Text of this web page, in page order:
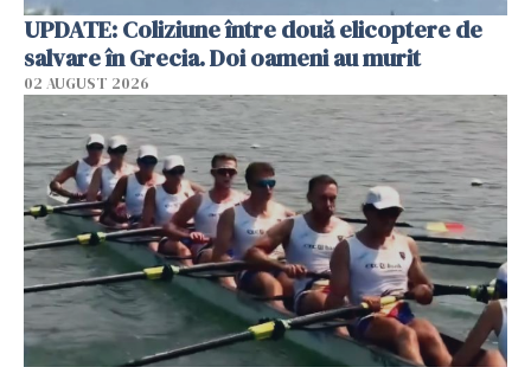
UPDATE: Coliziune între două elicoptere de
salvare în Grecia. Doi oameni au murit
02 AUGUST 2026